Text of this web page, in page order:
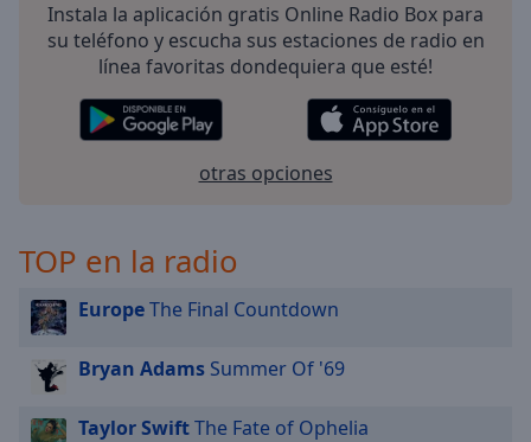
Instala la aplicación gratis Online Radio Box para
su teléfono y escucha sus estaciones de radio en
línea favoritas dondequiera que esté!
otras opciones
TOP en la radio
EuropeThe Final Countdown
Bryan Adams Summer Of '69
Taylor SwiftThe Fate of Ophelia